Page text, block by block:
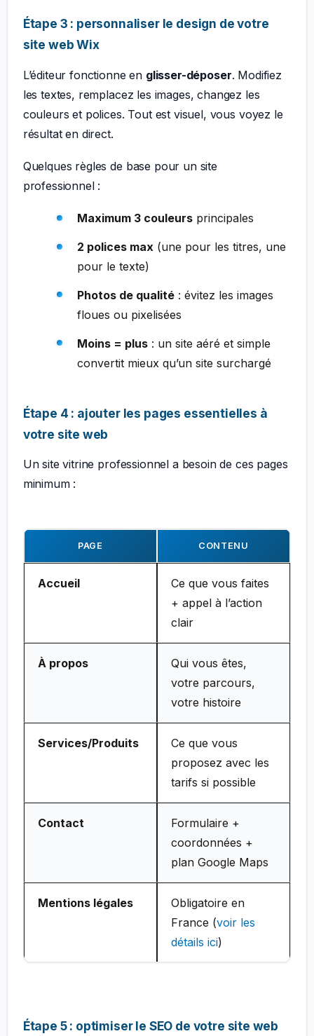
Étape 3 : personnaliser le design de votre
site web Wix
L’éditeur fonctionne en glisser-déposer. Modifiez
les textes, remplacez les images, changez les
couleurs et polices. Tout est visuel, vous voyez le
résultat en direct.
Quelques règles de base pour un site
professionnel :
Maximum 3 couleursprincipales
2 polices max (une pour les titres, une
pour le texte)
Photos de qualité: évitez les images
floues ou pixelisées
Moins = plus: un site aéré et simple
convertit mieux qu’un site surchargé
Étape 4 : ajouter les pages essentielles à
votre site web
Un site vitrine professionnel a besoin de ces pages
minimum :
PAGE CONTENU
Accueil
Ce que vous faites
+ appel à l’action
clair
À propos
Qui vous êtes,
votre parcours,
votre histoire
Services/Produits
Ce que vous
proposez avec les
tarifs si possible
Contact
Formulaire +
coordonnées +
plan Google Maps
Mentions légales
Obligatoire en
France (voir les
détails ici)
Étape 5 : optimiser le SEO de votre site web